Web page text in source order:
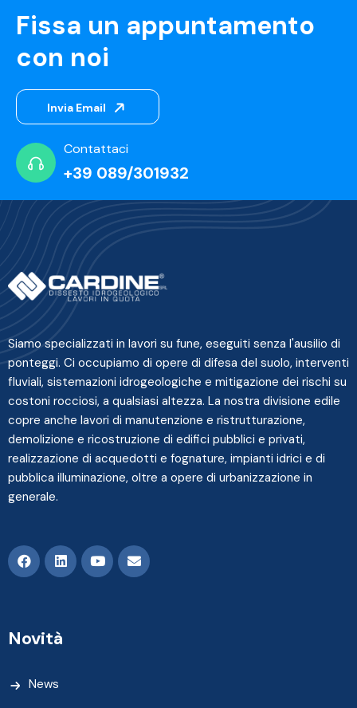
Fissa un appuntamento
con noi
Invia Email
Contattaci
+39 089/301932
Siamo specializzati in lavori su fune, eseguiti senza l'ausilio di
ponteggi. Ci occupiamo di opere di difesa del suolo, interventi
fluviali, sistemazioni idrogeologiche e mitigazione dei rischi su
costoni rocciosi, a qualsiasi altezza. La nostra divisione edile
copre anche lavori di manutenzione e ristrutturazione,
demolizione e ricostruzione di edifici pubblici e privati,
realizzazione di acquedotti e fognature, impianti idrici e di
pubblica illuminazione, oltre a opere di urbanizzazione in
generale.
Novità
News